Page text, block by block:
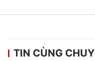
TIN CÙNG